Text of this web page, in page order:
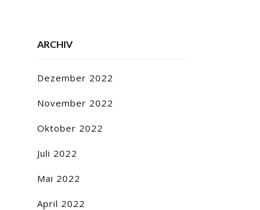
ARCHIV
Dezember 2022
November 2022
Oktober 2022
Juli 2022
Mai 2022
April 2022